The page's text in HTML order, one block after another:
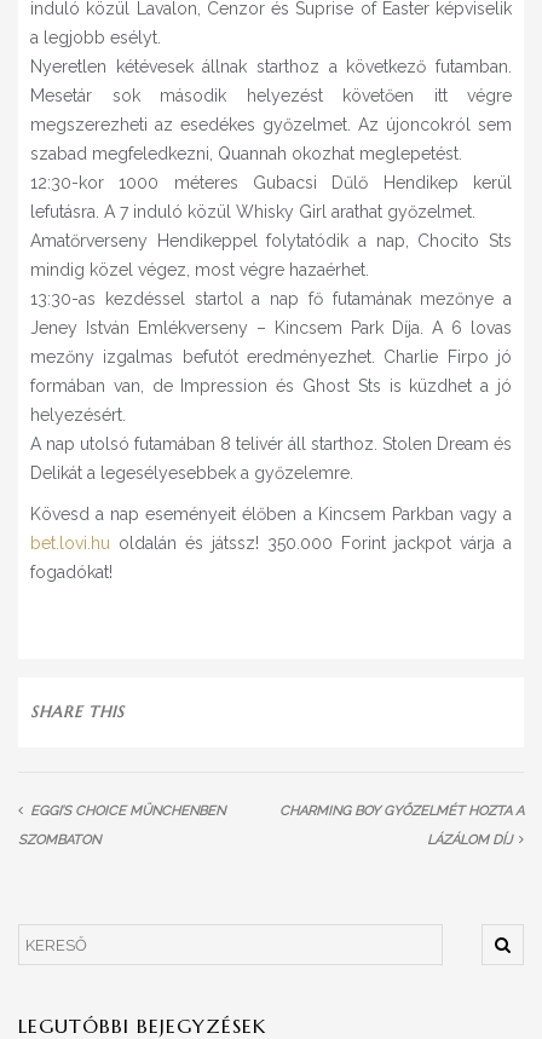
induló közül Lavalon, Cenzor és Suprise of Easter képviselik
a legjobb esélyt.
Nyeretlen kétévesek állnak starthoz a következő futamban.
Mesetár sok második helyezést követően itt végre
megszerezheti az esedékes győzelmet. Az újoncokról sem
szabad megfeledkezni, Quannah okozhat meglepetést.
12:30-kor 1000 méteres Gubacsi Dűlő Hendikep kerül
lefutásra. A 7 induló közül Whisky Girl arathat győzelmet.
Amatőrverseny Hendikeppel folytatódik a nap, Chocito Sts
mindig közel végez, most végre hazaérhet.
13:30-as kezdéssel startol a nap fő futamának mezőnye a
Jeney István Emlékverseny – Kincsem Park Díja. A 6 lovas
mezőny izgalmas befutót eredményezhet. Charlie Firpo jó
formában van, de Impression és Ghost Sts is küzdhet a jó
helyezésért.
A nap utolsó futamában 8 telivér áll starthoz. Stolen Dream és
Delikát a legesélyesebbek a győzelemre.
Kövesd a nap eseményeit élőben a Kincsem Parkban vagy a
bet.lovi.hu oldalán és játssz! 350.000 Forint jackpot várja a
fogadókat!
SHARE THIS
EGGI’S CHOICE MÜNCHENBEN
SZOMBATON
CHARMING BOY GYŐZELMÉT HOZTA A
LÁZÁLOM DÍJ
LEGUTÓBBI BEJEGYZÉSEK